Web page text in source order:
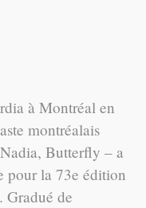
à Montréal en
montréalais
Butterfly – a
pour la 73e édition
Gradué de